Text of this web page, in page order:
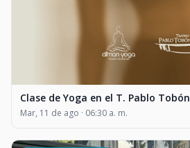
Clase de Yoga en el T. Pablo Tobón
Mar, 11 de ago · 06:30 a. m.